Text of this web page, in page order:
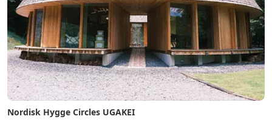
Nordisk Hygge Circles UGAKEI